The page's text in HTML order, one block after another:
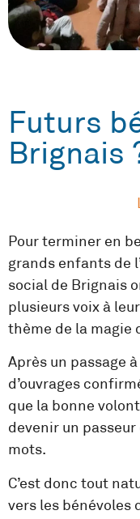
Futurs
Brignais
Pour terminer en
grands enfants de
social de Brignais
plusieurs voix à
thème de la magie
Après un passage
d’ouvrages
que la bonne
devenir un passeur
mots.
C’est donc tout
vers les bénévoles